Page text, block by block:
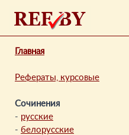
Главная
Рефераты, курсовые
Сочинения
- русские
- белорусские